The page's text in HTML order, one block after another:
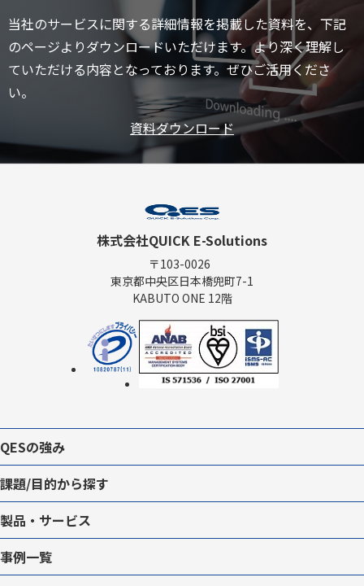
当社のサービスに関する詳細情報を掲載した資料を、下記
のページよりダウンロードいただけます。より深く理解し
ていただける内容となっております。ぜひご活用くださ
い。
資料ダウンロード
株式会社QUICK E-Solutions
〒103-0026
東京都中央区日本橋兜町7-1
KABUTO ONE 12階
QESの強み
課題/目的から探す
製品・サービス
事例一覧